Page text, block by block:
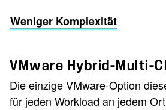
Weniger Komplexität
VMware Hybrid-Multi-
Die einzige VMware-Option
für jeden Workload an jedem